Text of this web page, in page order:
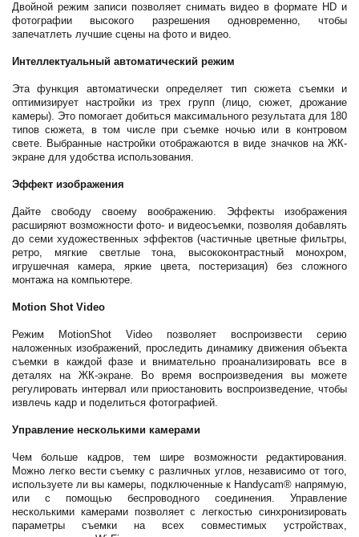
Двойной режим записи позволяет снимать видео в формате HD и
фотографии высокого разрешения одновременно, чтобы
запечатлеть лучшие сцены на фото и видео.
Интеллектуальный автоматический режим
Эта функция автоматически определяет тип сюжета съемки и
оптимизирует настройки из трех групп (лицо, сюжет, дрожание
камеры). Это помогает добиться максимального результата для 180
типов сюжета, в том числе при съемке ночью или в контровом
свете. Выбранные настройки отображаются в виде значков на ЖК-
экране для удобства использования.
Эффект изображения
Дайте свободу своему воображению. Эффекты изображения
расширяют возможности фото- и видеосъемки, позволяя добавлять
до семи художественных эффектов (частичные цветные фильтры,
ретро, мягкие светлые тона, высококонтрастный монохром,
игрушечная камера, яркие цвета, постеризация) без сложного
монтажа на компьютере.
Motion Shot Video
Режим MotionShot Video позволяет воспроизвести серию
наложенных изображений, проследить динамику движения объекта
съемки в каждой фазе и внимательно проанализировать все в
деталях на ЖК-экране. Во время воспроизведения вы можете
регулировать интервал или приостановить воспроизведение, чтобы
извлечь кадр и поделиться фотографией.
Управление несколькими камерами
Чем больше кадров, тем шире возможности редактирования.
Можно легко вести съемку с различных углов, независимо от того,
используете ли вы камеры, подключенные к Handycam® напрямую,
или с помощью беспроводного соединения. Управление
несколькими камерами позволяет с легкостью синхронизировать
параметры съемки на всех совместимых устройствах,